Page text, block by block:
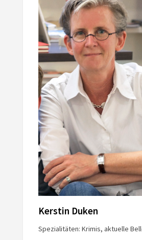
Kerstin Duken
Spezialitäten: Krimis, aktuelle